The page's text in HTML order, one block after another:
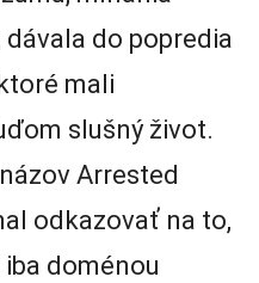
do popredia
mali
slušný život.
Arrested
odkazovať na to,
iba doménou